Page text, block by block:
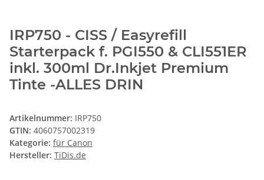
IRP750 - CISS / Easyrefill
Starterpack f. PGI550 & CLI551ER
inkl. 300ml Dr.Inkjet Premium
Tinte -ALLES DRIN
Artikelnummer: IRP750
GTIN: 4060757002319
Kategorie: für Canon
Hersteller: TiDis.de